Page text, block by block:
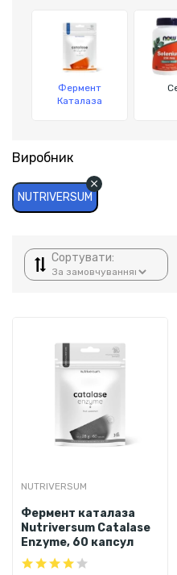
допомагає зменшити
та підвищити фізичну
Фермент
Каталаза
Виробник
NUTRIVERSUM
Сортувати:
NUTRIVERSUM
Фермент каталаза
Nutriversum Catalase
Enzyme, 60 капсул